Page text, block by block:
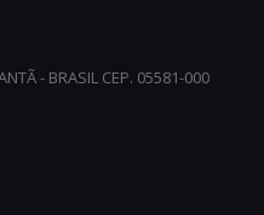
- BRASIL CEP. 05581-000